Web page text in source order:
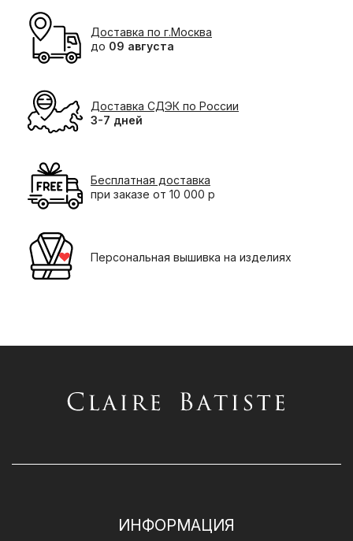
Доставка по г.Москва
до 09 августа
Доставка СДЭК по России
3-7 дней
Бесплатная доставка
при заказе от 10 000 р
Персональная вышивка на изделиях
ИНФОРМАЦИЯ